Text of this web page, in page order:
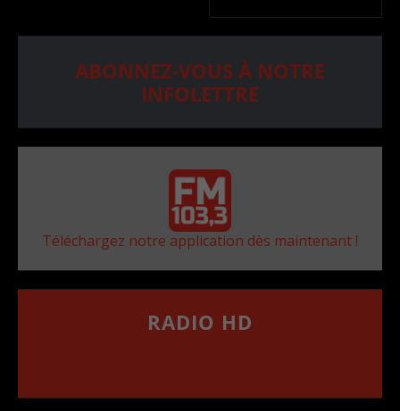
ABONNEZ-VOUS À NOTRE
INFOLETTRE
Téléchargez notre application dès maintenant !
RADIO HD